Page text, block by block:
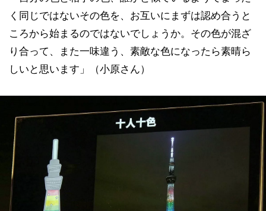
く同じではないその色を、お互いにまずは認め合うと
ころから始まるのではないでしょうか。その色が混ざ
り合って、また一味違う、素敵な色になったら素晴ら
しいと思います」（小原さん）